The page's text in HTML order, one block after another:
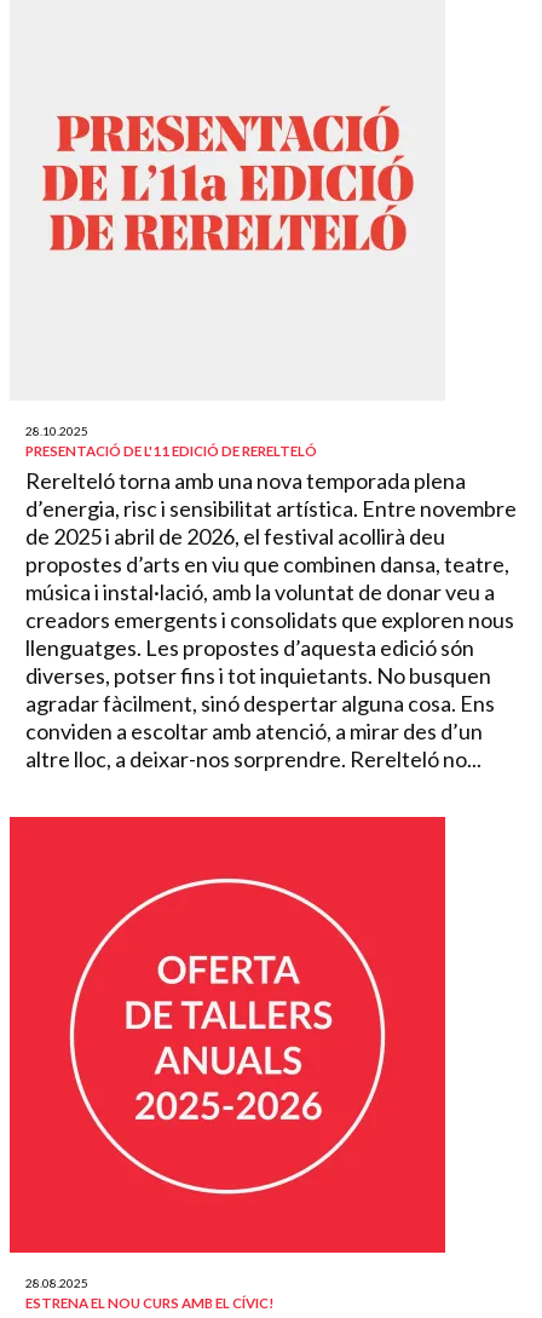
28.10.2025
PRESENTACIÓ DE L'11 EDICIÓ DE RERELTELÓ
Rerelteló torna amb una nova temporada plena
d’energia, risc i sensibilitat artística. Entre novembre
de 2025 i abril de 2026, el festival acollirà deu
propostes d’arts en viu que combinen dansa, teatre,
música i instal·lació, amb la voluntat de donar veu a
creadors emergents i consolidats que exploren nous
llenguatges. Les propostes d’aquesta edició són
diverses, potser fins i tot inquietants. No busquen
agradar fàcilment, sinó despertar alguna cosa. Ens
conviden a escoltar amb atenció, a mirar des d’un
altre lloc, a deixar-nos sorprendre. Rerelteló no...
28.08.2025
ESTRENA EL NOU CURS AMB EL CÍVIC!